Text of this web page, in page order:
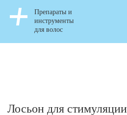
Препараты и
инструменты
для волос
Лосьон для